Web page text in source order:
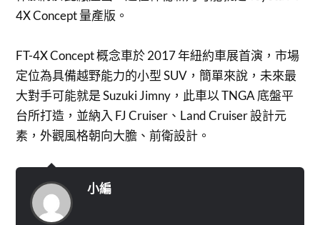
4X Concept 量產版。
FT-4X Concept 概念車於 2017 年紐約車展首演，市場
定位為具備越野能力的小型 SUV，簡單來說，未來最
大對手可能就是 Suzuki Jimny，此車以 TNGA 底盤平
台所打造，並納入 FJ Cruiser、Land Cruiser 設計元
素，外觀風格朝向大膽、前衛設計。
小編